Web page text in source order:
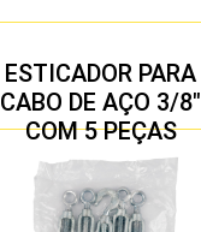
ESTICADOR PARA
CABO DE AÇO 3/8″
COM 5 PEÇAS